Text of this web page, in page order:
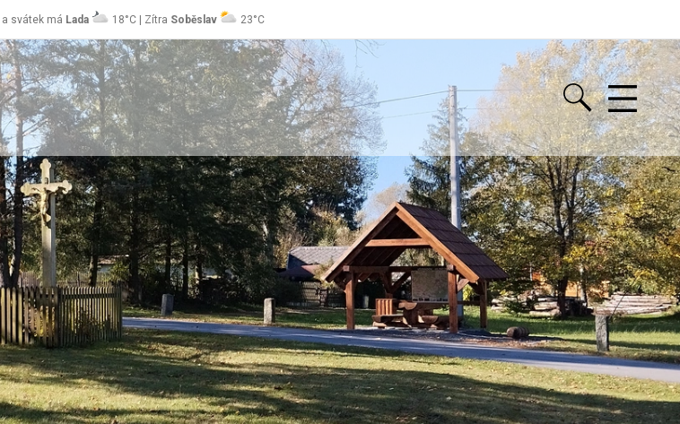
a svátek má Lada 18°C | Zítra Soběslav 23°C